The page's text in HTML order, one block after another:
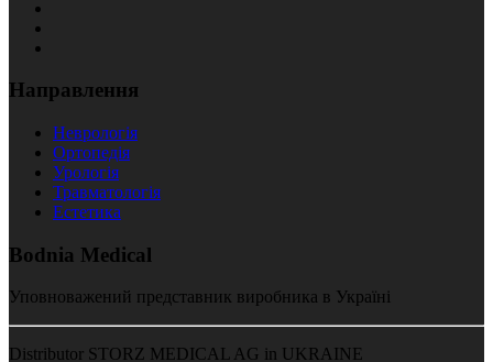
Направлення
Неврологія
Ортопедія
Урологія
Травматологія
Естетика
Bodnia Medical
Уповноважений представник виробника в Україні
Distributor STORZ MEDICAL AG in UKRAINE